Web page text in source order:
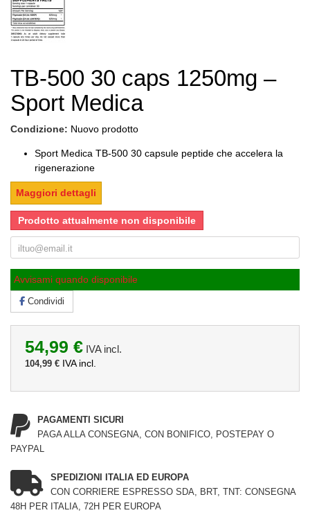
TB-500 30 caps 1250mg –
Sport Medica
Condizione: Nuovo prodotto
Sport Medica TB-500 30 capsule peptide che accelera la
rigenerazione
Maggiori dettagli
Prodotto attualmente non disponibile
Avvisami quando disponibile
Condividi
54,99 € IVA incl.
104,99 € IVA incl.
PAGAMENTI SICURI
PAGA ALLA CONSEGNA, CON BONIFICO, POSTEPAY O
PAYPAL
SPEDIZIONI ITALIA ED EUROPA
CON CORRIERE ESPRESSO SDA, BRT, TNT: CONSEGNA
48H PER ITALIA, 72H PER EUROPA